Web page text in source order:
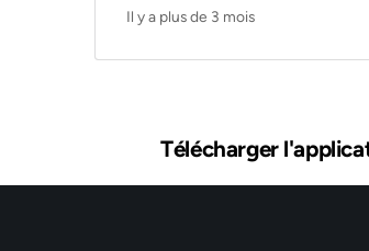
Il y a plus de 3 mois
Télécharger